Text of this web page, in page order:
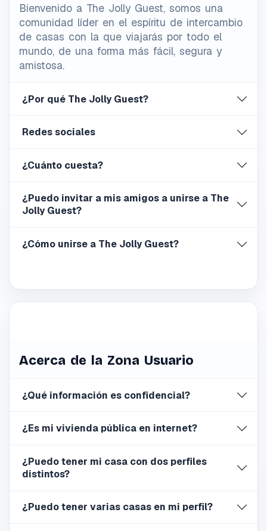
Bienvenido a The Jolly Guest, somos una
comunidad líder en el espíritu de intercambio
de casas con la que viajarás por todo el
mundo, de una forma más fácil, segura y
amistosa.
¿Por qué The Jolly Guest?
Redes sociales
¿Cuánto cuesta?
¿Puedo invitar a mis amigos a unirse a The
Jolly Guest?
¿Cómo unirse a The Jolly Guest?
Acerca de la Zona Usuario
¿Qué información es confidencial?
¿Es mi vivienda pública en internet?
¿Puedo tener mi casa con dos perfiles
distintos?
¿Puedo tener varias casas en mi perfil?